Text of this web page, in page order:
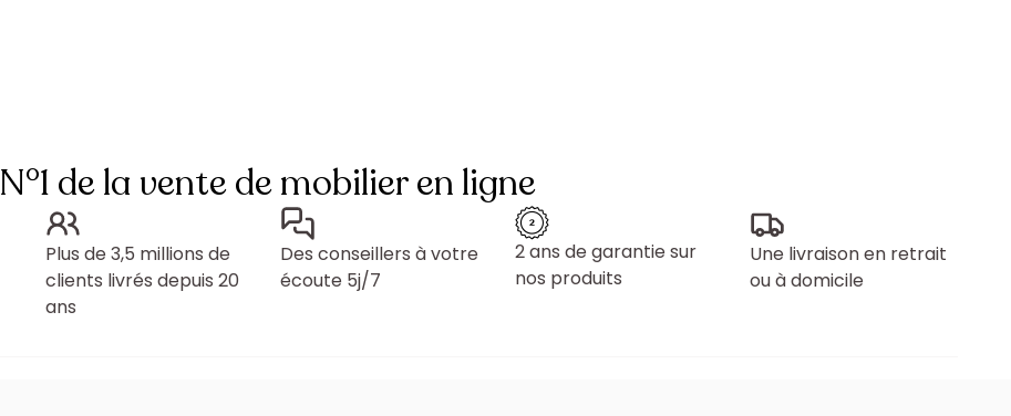
N°1 de la vente de mobilier en ligne
Plus de 3,5 millions de
clients livrés depuis 20
ans
Des conseillers à votre
écoute 5j/7
2 ans de garantie sur
nos produits
Une livraison en retrait
ou à domicile